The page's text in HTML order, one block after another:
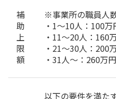
補
助
上
限
額
※事業所の職員人
・1～10人：100万
・11～20人：160
・21～30人：200
・31人～：260万円
以下の要件を満た